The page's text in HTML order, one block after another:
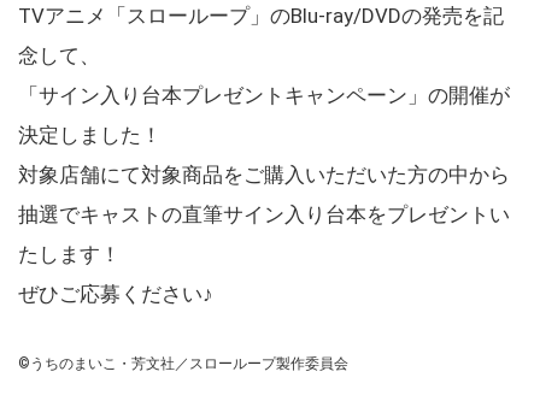
TVアニメ「スローループ」のBlu-ray/DVDの発売を記
念して、
「サイン入り台本プレゼントキャンペーン」の開催が
決定しました！
対象店舗にて対象商品をご購入いただいた方の中から
抽選でキャストの直筆サイン入り台本をプレゼントい
たします！
ぜひご応募ください♪
©うちのまいこ・芳文社／スローループ製作委員会